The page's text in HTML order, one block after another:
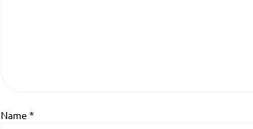
Name *